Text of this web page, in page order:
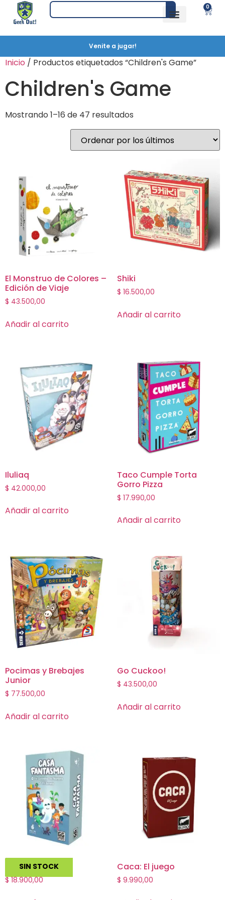
0
Venite a jugar!
Inicio / Productos etiquetados “Children's Game”
Children's Game
Mostrando 1–16 de 47 resultados
El Monstruo de Colores –
Edición de Viaje
$ 43.500,00
Añadir al carrito
Shiki
$ 16.500,00
Añadir al carrito
Iluliaq
$ 42.000,00
Añadir al carrito
Taco Cumple Torta
Gorro Pizza
$ 17.990,00
Añadir al carrito
Pocimas y Brebajes
Junior
$ 77.500,00
Añadir al carrito
Go Cuckoo!
$ 43.500,00
Añadir al carrito
SIN STOCK
Casa Fantasma
$18.900,00
Caca: El juego
$ 9.990,00